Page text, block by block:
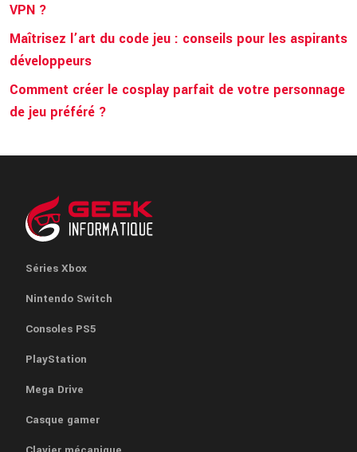
VPN ?
Maîtrisez l’art du code jeu : conseils pour les aspirants
développeurs
Comment créer le cosplay parfait de votre personnage
de jeu préféré ?
Séries Xbox
Nintendo Switch
Consoles PS5
PlayStation
Mega Drive
Casque gamer